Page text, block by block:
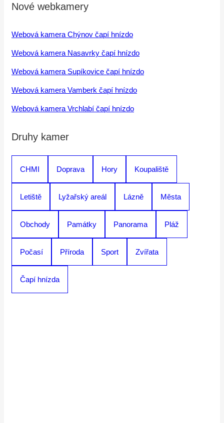
Nové webkamery
Webová kamera Chýnov čapí hnízdo
Webová kamera Nasavrky čapí hnízdo
Webová kamera Supíkovice čapí hnízdo
Webová kamera Vamberk čapí hnízdo
Webová kamera Vrchlabí čapí hnízdo
Druhy kamer
CHMI Doprava Hory Koupaliště
Letiště Lyžařský areál Lázně Města
Obchody Památky Panorama Pláž
Počasí Příroda Sport Zvířata
Čapí hnízda